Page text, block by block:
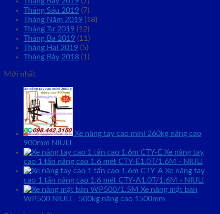
Tháng Sáu 2019 (7)
Tháng Năm 2019 (18)
Tháng Tư 2019 (12)
Tháng Ba 2019 (11)
Tháng Hai 2019 (5)
Tháng Bảy 2018 (1)
Mới nhất
Xe nâng tay cao mini 260kg nâng cao
900mm NIULI
Xe nâng tay
cao 1 tấn nâng cao 1.6 mét CTY-E1.0T/1.6M - NIULI
Xe nâng tay
cao 1 tấn nâng cao 1.6 mét CTY-A1.0T/1.6M - NIULI
Xe nâng mặt bàn
WP500 NIULI - 500kg nâng cao 1500mm